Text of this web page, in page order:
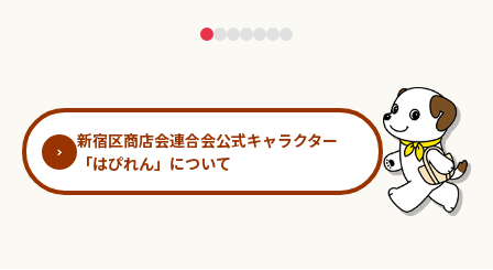
新宿区商店会連合会公式キャラクター
「はぴれん」について